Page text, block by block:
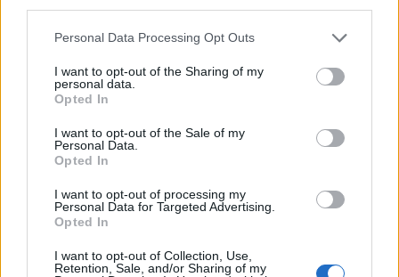
Personal Data Processing Opt Outs
I want to opt-out of the Sharing of my
personal data.
Opted In
I want to opt-out of the Sale of my
Personal Data.
Opted In
I want to opt-out of processing my
Personal Data for Targeted Advertising.
Opted In
I want to opt-out of Collection, Use,
Retention, Sale, and/or Sharing of my
hacsak nem folytatódik a dollár gyengülése.
Befektetői oldalról immár egyértelműsíthető, ami korábban
csupán a MOL vezetői nyilatkozatainak
hangsúlyeltolódásaiból volt leszűrhető, hogy 2003-ban
nem kerülhet értékesítésre a gázüzletág. A piaci alapú
árrendezés kitolása miatt a MOL gázüzletág
üzemeltetésében meglévő extrakockázat 2003-ban ismét
KEDVES OLVASÓNK!
A keresett cikk a portfolio.hu hírarchívumához